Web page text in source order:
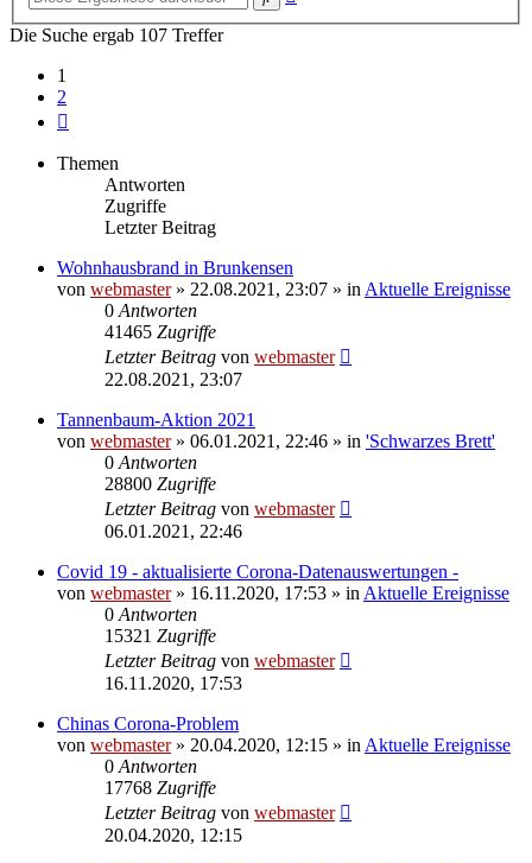
Die Suche ergab 107 Treffer
1
2
Themen
Antworten
Zugriffe
Letzter Beitrag
Wohnhausbrand in Brunkensen
von webmaster» 22.08.2021, 23:07 » in Aktuelle Ereignisse
0 Antworten
41465 Zugriffe
Letzter Beitrag von webmaster
22.08.2021, 23:07
Tannenbaum-Aktion 2021
von webmaster» 06.01.2021, 22:46 » in 'Schwarzes Brett'
0 Antworten
28800 Zugriffe
Letzter Beitrag von webmaster
06.01.2021, 22:46
Covid 19 - aktualisierte Corona-Datenauswertungen -
von webmaster» 16.11.2020, 17:53 » in Aktuelle Ereignisse
0 Antworten
15321 Zugriffe
Letzter Beitrag von webmaster
16.11.2020, 17:53
Chinas Corona-Problem
von webmaster» 20.04.2020, 12:15 » in Aktuelle Ereignisse
0 Antworten
17768 Zugriffe
Letzter Beitrag von webmaster
20.04.2020, 12:15